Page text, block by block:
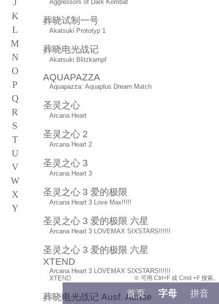
J
K
L
M
N
O
P
Q
R
S
T
U
V
W
X
Y
Aggressors of Dark Kombat
葬晓试制一号
Akatsuki Prototyp 1
葬晓电光战记
Akatsuki Blitzkampf
AQUAPAZZA
Aquapazza: Aquaplus Dream Match
圣灵之心
Arcana Heart
圣灵之心 2
Arcana Heart 2
圣灵之心 3
Arcana Heart 3
圣灵之心 3 爱的极限
Arcana Heart 3 Love Max!!!!!
圣灵之心 3 爱的极限 六星
Arcana Heart 3 LOVEMAX SIXSTARS!!!!!!
圣灵之心 3 爱的极限 六星
XTEND
Arcana Heart 3 LOVEMAX SIXSTARS!!!!!!
XTEND
葬晓电光战记 Ausf. Achse
※ 可用 Ctrl+F 或 Cmd +F 搜索。
首页 字母 拼音